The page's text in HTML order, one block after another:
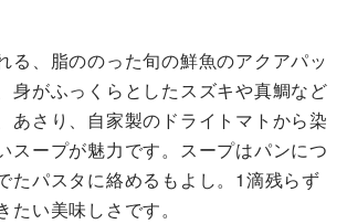
る、脂ののった旬の鮮魚のアクアパッ
身がふっくらとしたスズキや真鯛など
あさり、自家製のドライトマトから染
スープが魅力です。スープはパンにつ
たパスタに絡めるもよし。1滴残らず
い美味しさです。